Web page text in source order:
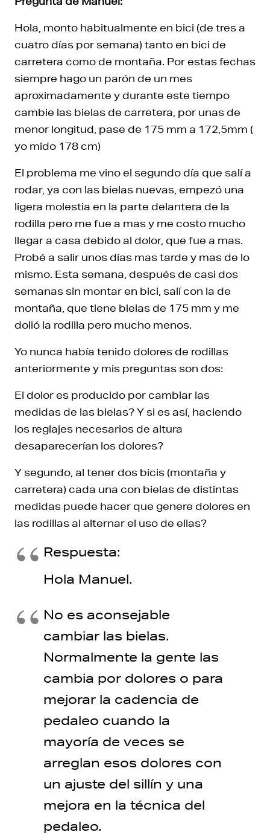
Hola, monto habitualmente en bici (de tres a
cuatro días por semana) tanto en bici de
carretera como de montaña. Por estas fechas
siempre hago un parón de un mes
aproximadamente y durante este tiempo
cambie las bielas de carretera, por unas de
menor longitud, pase de 175 mm a 172,5mm (
yo mido 178 cm)
El problema me vino el segundo día que salí a
rodar, ya con las bielas nuevas, empezó una
ligera molestia en la parte delantera de la
rodilla pero me fue a mas y me costo mucho
llegar a casa debido al dolor, que fue a mas.
Probé a salir unos días mas tarde y mas de lo
mismo. Esta semana, después de casi dos
semanas sin montar en bici, salí con la de
montaña, que tiene bielas de 175 mm y me
dolió la rodilla pero mucho menos.
Yo nunca había tenido dolores de rodillas
anteriormente y mis preguntas son dos:
El dolor es producido por cambiar las
medidas de las bielas? Y si es así, haciendo
los reglajes necesarios de altura
desaparecerían los dolores?
Y segundo, al tener dos bicis (montaña y
carretera) cada una con bielas de distintas
medidas puede hacer que genere dolores en
las rodillas al alternar el uso de ellas?
Respuesta:
Hola Manuel.
No es aconsejable
cambiar las bielas.
Normalmente la gente las
cambia por dolores o para
mejorar la cadencia de
pedaleo cuando la
mayoría de veces se
arreglan esos dolores con
un ajuste del sillín y una
mejora en la técnica del
pedaleo.